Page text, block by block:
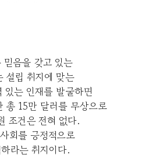
음을 갖고 있는
설립 취지에 맞는
있는 인재를 발굴하면
총 15만 달러를 무상으로
조건은 전혀 없다.
회를 긍정적으로
라는 취지이다.